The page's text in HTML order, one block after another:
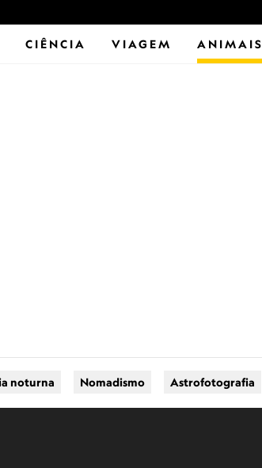
CIÊNCIA VIAGEM ANIMAIS
noturna Nomadismo Astrofotografia